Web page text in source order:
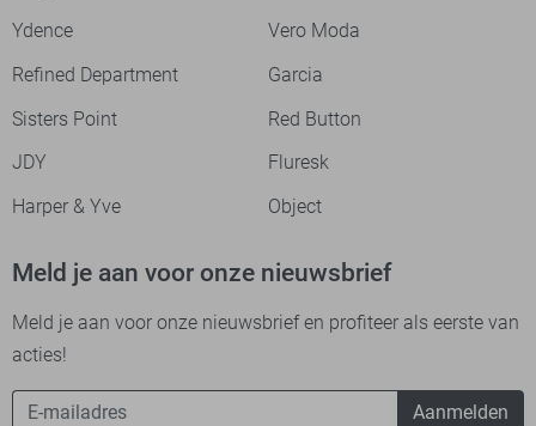
Ydence
Vero Moda
Refined Department
Garcia
Sisters Point
Red Button
JDY
Fluresk
Harper & Yve
Object
Meld je aan voor onze nieuwsbrief
Meld je aan voor onze nieuwsbrief en profiteer als eerste van
acties!
Aanmelden